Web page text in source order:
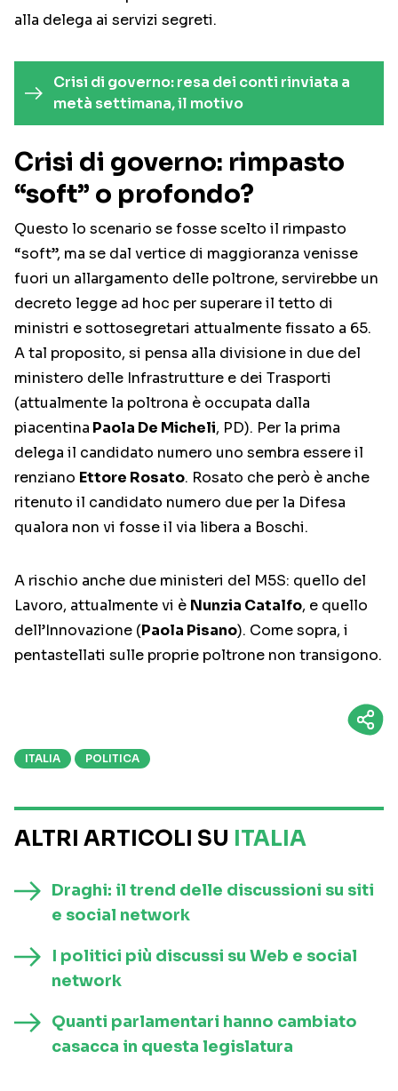
alla delega ai servizi segreti.
Crisi di governo: resa dei conti rinviata a
metà settimana, il motivo
Crisi di governo: rimpasto
“soft” o profondo?
Questo lo scenario se fosse scelto il rimpasto
“soft”, ma se dal vertice di maggioranza venisse
fuori un allargamento delle poltrone, servirebbe un
decreto legge ad hoc per superare il tetto di
ministri e sottosegretari attualmente fissato a 65.
A tal proposito, si pensa alla divisione in due del
ministero delle Infrastrutture e dei Trasporti
(attualmente la poltrona è occupata dalla
piacentina Paola De Micheli, PD). Per la prima
delega il candidato numero uno sembra essere il
renziano Ettore Rosato. Rosato che però è anche
ritenuto il candidato numero due per la Difesa
qualora non vi fosse il via libera a Boschi.
A rischio anche due ministeri del M5S: quello del
Lavoro, attualmente vi è Nunzia Catalfo, e quello
dell’Innovazione (Paola Pisano). Come sopra, i
pentastellati sulle proprie poltrone non transigono.
ITALIA POLITICA
ALTRI ARTICOLI SU ITALIA
Draghi: il trend delle discussioni su siti
e social network
I politici più discussi su Web e social
network
Quanti parlamentari hanno cambiato
casacca in questa legislatura